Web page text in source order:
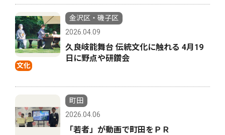
文化
金沢区・磯子区
2026.04.09
久良岐能舞台 伝統文化に触れる 4月19
日に野点や研鑽会
町田
2026.04.06
「若者」が動画で町田をＰＲ